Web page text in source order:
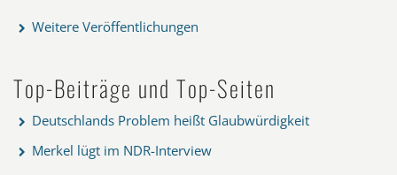
Weitere Veröffentlichungen
Top-Beiträge und Top-Seiten
Deutschlands Problem heißt Glaubwürdigkeit
Merkel lügt im NDR-Interview